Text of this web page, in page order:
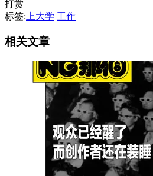
打赏
标签: 上大学 工作
相关文章